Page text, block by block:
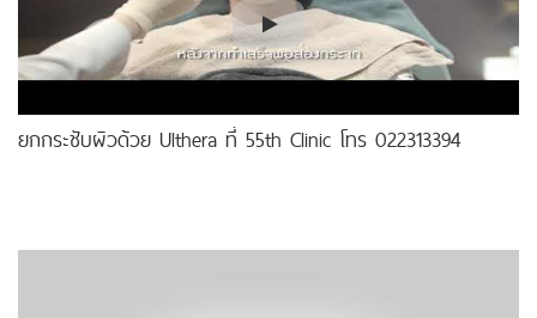
ยกกระชับผิวด้วย Ulthera ที่ 55th Clinic โทร 022313394